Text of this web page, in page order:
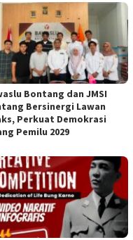
Bontang dan JMSI
Bersinergi Lawan
Perkuat Demokrasi
Pemilu 2029